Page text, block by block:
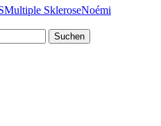
Multiple SkleroseNoémi